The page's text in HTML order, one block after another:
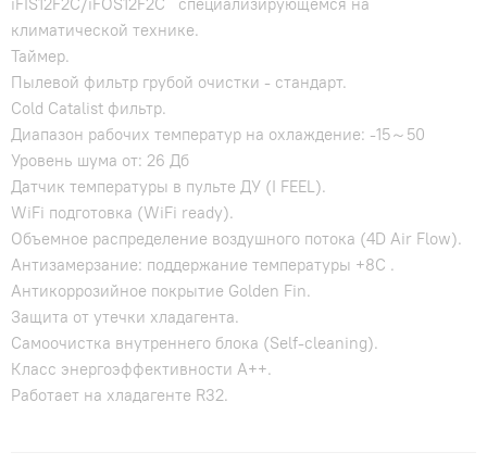
климатической технике.
Таймер.
Пылевой фильтр грубой очистки - стандарт.
Cold Catalist фильтр.
Диапазон рабочих температур на охлаждение: -15～50
Уровень шума от: 26 Дб
Датчик температуры в пульте ДУ (I FEEL).
WiFi подготовка (WiFi ready).
Объемное распределение воздушного потока (4D Air Flow).
Антизамерзание: поддержание температуры +8С .
Антикоррозийное покрытие Golden Fin.
Защита от утечки хладагента.
Самоочистка внутреннего блока (Self-cleaning).
Класс энергоэффективности А++.
Работает на хладагенте R32.